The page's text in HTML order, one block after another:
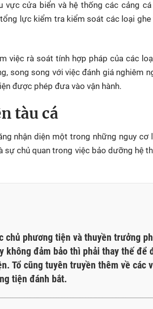
cửa biển và hệ thống các cảng
lực kiểm tra kiểm soát các loại ghe
việc rà soát tính hợp pháp của các
song song với việc đánh giá nghiêm
được phép đưa vào vận hành.
tàu cá
nhận diện một trong những nguy cơ
chủ quan trong việc bảo dưỡng hệ
chủ phương tiện và thuyền trưởng
đảm bảo thì phải thay thế để
Tổ cũng tuyên truyền thêm về các
tiện đánh bắt.